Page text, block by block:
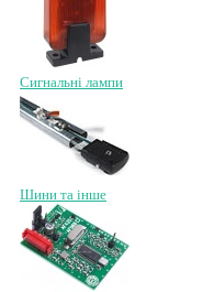
Сигнальні лампи
Шини та інше